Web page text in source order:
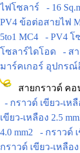
ไฟโซลาร์
- 16
PV4 ข้อต่อสายไฟ
5to1 MC4
- PV4 โ
โซลาร์ไดโอด
- ส
มาร์คเกอร์ อุปกร
สายกราวด์ คอ
- กราวด์ เขียว-เหลื
เขียว-เหลือง 2.5
4.0 mm2
- กราวด์
กราวด์ เขียว-เหลือง